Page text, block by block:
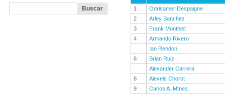
1
Odrisamer Despaigne
2
Arley Sanchez
3
Frank Monthiet
4
Armando Rivero
Ian Rendon
6
Brian Ruiz
Alexander Carrera
8
Alexeis Chorot
9
Carlos A. Mtnez.